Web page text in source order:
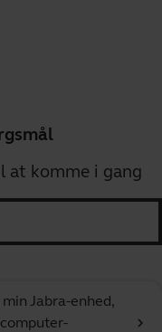
at komme i gang
Jabra-enhed,
chevron_right